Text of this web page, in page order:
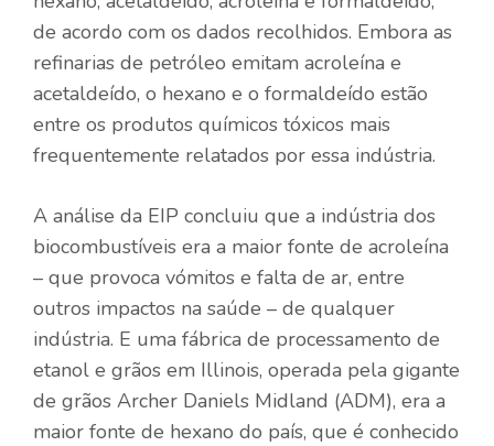
de acordo com os dados recolhidos. Embora as
refinarias de petróleo emitam acroleína e
acetaldeído, o hexano e o formaldeído estão
entre os produtos químicos tóxicos mais
frequentemente relatados por essa indústria.
A análise da EIP concluiu que a indústria dos
biocombustíveis era a maior fonte de acroleína
– que provoca vómitos e falta de ar, entre
outros impactos na saúde – de qualquer
indústria. E uma fábrica de processamento de
etanol e grãos em Illinois, operada pela gigante
de grãos Archer Daniels Midland (ADM), era a
maior fonte de hexano do país, que é conhecido